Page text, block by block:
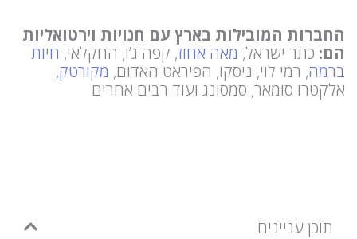
החברות המובילות בארץ עם חנויות וירטואליות
הם: כתר ישראל, מאה אחוז, קפה ג’ו, החקלאי, חיות
ברמה, רמי לוי, ניסקו, הפיראט האדום, מקורטק,
אלקטרו סומאר, סמסונג ועוד רבים אחרים
תוכן עניינים